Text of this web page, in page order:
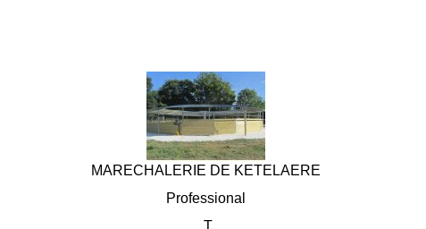
MARECHALERIE DE KETELAERE
Professional
. T.